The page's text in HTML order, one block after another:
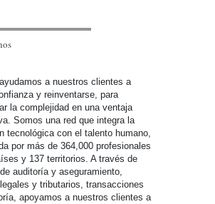
a nuestros clientes a
y reinventarse, para
la complejidad en una ventaja
Somos una red que integra la
tecnológica con el talento humano,
por más de 364,000 profesionales
y 137 territorios. A través de
auditoría y aseguramiento,
y tributarios, transacciones
apoyamos a nuestros clientes a